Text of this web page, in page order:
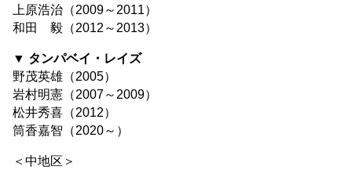
上原浩治（2009～2011）
和田 毅（2012～2013）
▼ タンパベイ・レイズ
野茂英雄（2005）
岩村明憲（2007～2009）
松井秀喜（2012）
筒香嘉智（2020～）
＜中地区＞